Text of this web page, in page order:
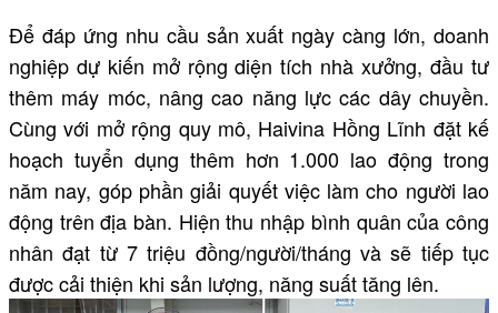
Để đáp ứng nhu cầu sản xuất ngày càng lớn, doanh
nghiệp dự kiến mở rộng diện tích nhà xưởng, đầu tư
thêm máy móc, nâng cao năng lực các dây chuyền.
Cùng với mở rộng quy mô, Haivina Hồng Lĩnh đặt kế
hoạch tuyển dụng thêm hơn 1.000 lao động trong
năm nay, góp phần giải quyết việc làm cho người lao
động trên địa bàn. Hiện thu nhập bình quân của công
nhân đạt từ 7 triệu đồng/người/tháng và sẽ tiếp tục
được cải thiện khi sản lượng, năng suất tăng lên.